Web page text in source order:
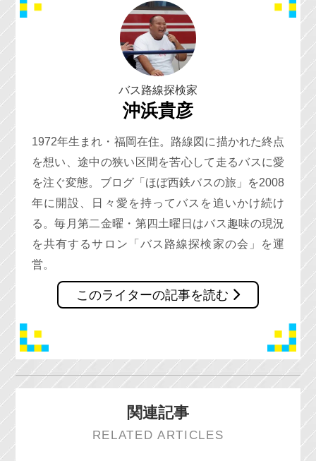
バス路線探検家
沖浜貴彦
1972年生まれ・福岡在住。路線図に描かれた終点
を想い、途中の狭い区間を苦心して走るバスに愛
を注ぐ変態。ブログ「ほぼ西鉄バスの旅」を2008
年に開設、日々愛を持ってバスを追いかけ続け
る。毎月第二金曜・第四土曜日はバス趣味の現況
を共有するサロン「バス路線探検家の会」を運
営。
このライターの記事を読む
関連記事
RELATED ARTICLES